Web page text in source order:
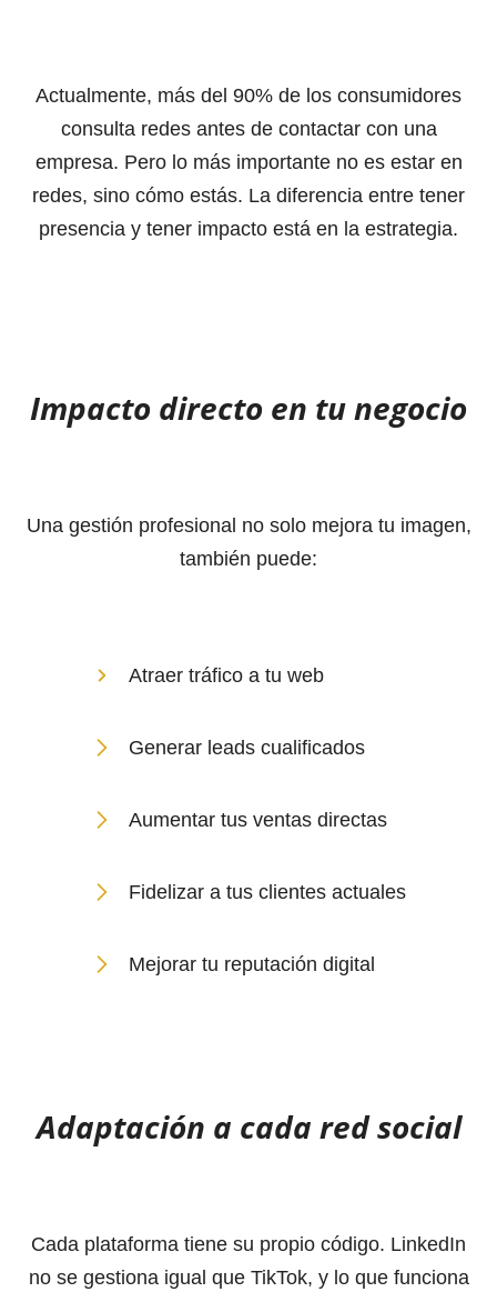
Actualmente, más del 90% de los consumidores
consulta redes antes de contactar con una
empresa. Pero lo más importante no es estar en
redes, sino cómo estás. La diferencia entre tener
presencia y tener impacto está en la estrategia.
Impacto directo en tu negocio
Una gestión profesional no solo mejora tu imagen,
también puede:
Atraer tráfico a tu web
Generar leads cualificados
Aumentar tus ventas directas
Fidelizar a tus clientes actuales
Mejorar tu reputación digital
Adaptación a cada red social
Cada plataforma tiene su propio código. LinkedIn
no se gestiona igual que TikTok, y lo que funciona